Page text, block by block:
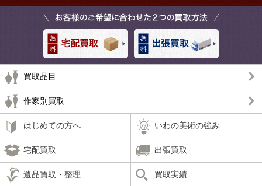
買取品目
作家別買取
はじめての方へ いわの美術の強み
宅配買取 出張買取
遺品買取・整理 買取実績